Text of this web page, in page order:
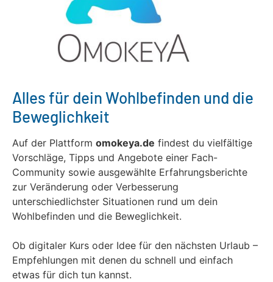
Alles für dein Wohlbefinden und die
Beweglichkeit
Auf der Plattform omokeya.de findest du vielfältige
Vorschläge, Tipps und Angebote einer Fach-
Community sowie ausgewählte Erfahrungsberichte
zur Veränderung oder Verbesserung
unterschiedlichster Situationen rund um dein
Wohlbefinden und die Beweglichkeit.
Ob digitaler Kurs oder Idee für den nächsten Urlaub –
Empfehlungen mit denen du schnell und einfach
etwas für dich tun kannst.